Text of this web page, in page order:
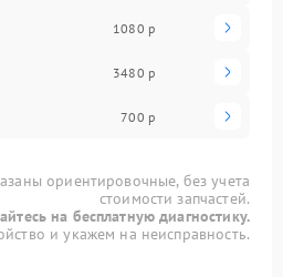
1080 р
3480 р
700 р
ориентировочные, без учета
стоимости запчастей.
на бесплатную диагностику.
и укажем на неисправность.